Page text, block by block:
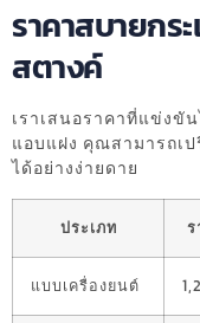
ราคาสบายกร
สตางค์
เราเสนอราคาที่แข่งขั
แอบแฝง คุณสามารถเ
ได้อย่างง่ายดาย
ประเภท
แบบเครื่องยนต์